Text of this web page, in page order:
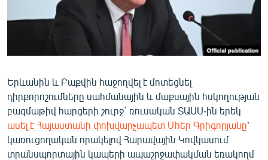
ՄԵԿՆԱԲԱՆՈՒԹՅՈՒՆ
ԱՐԽԻՎ
ՏԵՍԱՆՅՈՒԹԵՐ
ԲԱՆԱՎԵՃ
ՁԳՏԵԼՈՎ ԼԱՎԱԳՈՒՅՆԻՆ
Երևանին և Բաքվին հաջողվել է մոտեցնել
դիրքորոշումները սահմանային և մաքսային հսկողության
բազմաթիվ հարցերի շուրջ` ռուսական ՏԱՍՍ-ին երեկ
ասել է Հայաստանի փոխվարչապետ Մհեր Գրիգորյանը՝
կառուցողական որակելով Հարավային Կովկասում
տրանսպորտային կապերի ապաշրջափակման եռակողմ